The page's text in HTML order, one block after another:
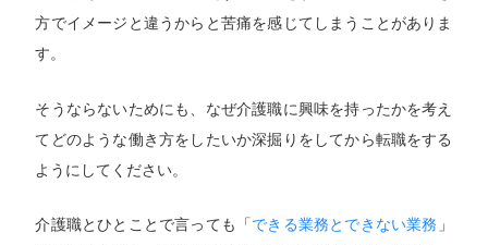
方でイメージと違うからと苦痛を感じてしまうことがありま
す。
そうならないためにも、なぜ介護職に興味を持ったかを考え
てどのような働き方をしたいか深掘りをしてから転職をする
ようにしてください。
介護職とひとことで言っても「できる業務とできない業務 」